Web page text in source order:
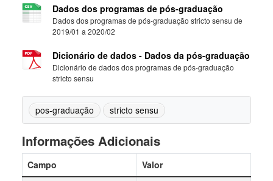
Dados dos programas de pós-graduação
Dados dos programas de pós-graduação stricto sensu de
2019/01 a 2020/02
Dicionário de dados - Dados da pós-graduação
Dicionário de dados dos programas de pós-graduação
stricto sensu
pos-graduação stricto sensu
Informações Adicionais
Campo
Valor